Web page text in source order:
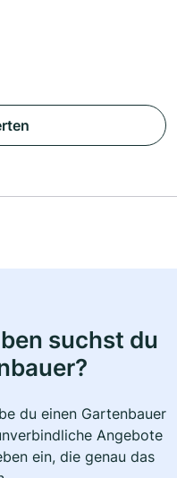
suchst du
du einen Gartenbauer
Angebote
ein, die genau das